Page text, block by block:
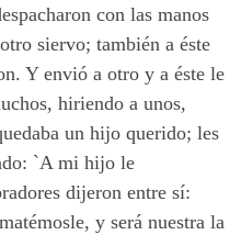
con las manos
siervo; también a éste
Y envió a otro y a éste le
hiriendo a unos,
un hijo querido; les
`A mi hijo le
dijeron entre sí:
y será nuestra la